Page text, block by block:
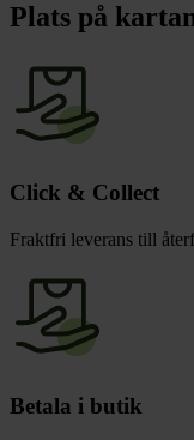
Toalett
Lacanche
Reservdelar
Plats på
Click & Collect
Fraktfri leverans till
Betala i butik